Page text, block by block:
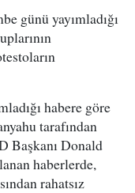
günü yayımladığı
habere göre
tarafından
Başkanı Donald
haberlerde,
rahatsız